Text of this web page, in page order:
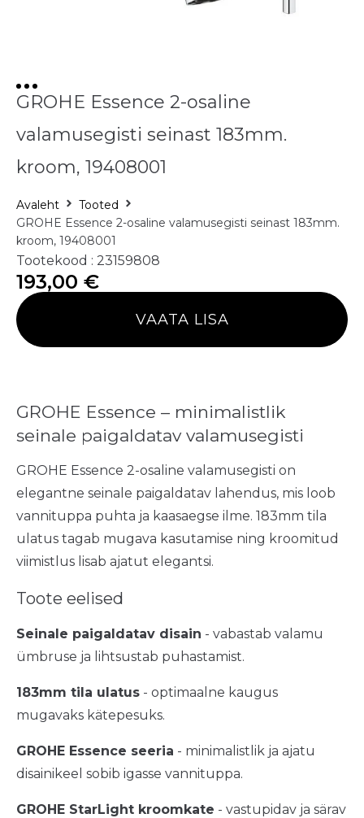
GROHE Essence 2-osaline
valamusegisti seinast 183mm.
kroom, 19408001
Avaleht
Tooted
GROHE Essence 2-osaline valamusegisti seinast 183mm.
kroom, 19408001
Tootekood : 23159808
193,00 €
VAATA LISA
GROHE Essence – minimalistlik
seinale paigaldatav valamusegisti
GROHE Essence 2-osaline valamusegisti on
elegantne seinale paigaldatav lahendus, mis loob
vannituppa puhta ja kaasaegse ilme. 183mm tila
ulatus tagab mugava kasutamise ning kroomitud
viimistlus lisab ajatut elegantsi.
Toote eelised
Seinale paigaldatav disain - vabastab valamu
ümbruse ja lihtsustab puhastamist.
183mm tila ulatus - optimaalne kaugus
mugavaks kätepesuks.
GROHE Essence seeria - minimalistlik ja ajatu
disainikeel sobib igasse vannituppa.
GROHE StarLight kroomkate - vastupidav ja särav